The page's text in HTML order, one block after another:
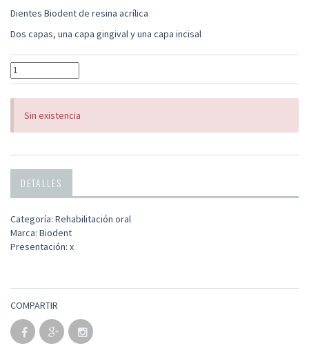
Dientes Biodent de resina acrílica
Dos capas, una capa gingival y una capa incisal
Sin existencia
DETALLES
Categoría: Rehabilitación oral
Marca: Biodent
Presentación: x
COMPARTIR